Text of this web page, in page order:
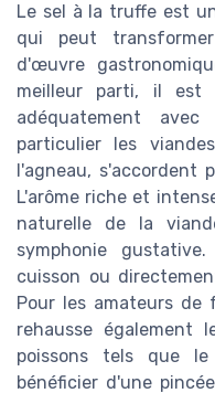
Le sel à la truffe est
qui peut
d'œuvre
meilleur parti, il est
adéquatement
particulier les
l'agneau, s'accordent
L'arôme riche et
naturelle de la
symphonie
cuisson ou
Pour les amateurs
rehausse également
poissons tels que
bénéficier d'une